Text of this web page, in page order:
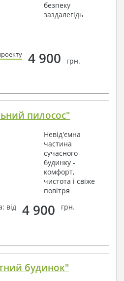
безпеку
заздалегідь
4 900 грн.
пилосос"
Невід'ємна
частина
сучасного
будинку -
комфорт,
чистота і свіже
повітря
від
4 900 грн.
будинок"